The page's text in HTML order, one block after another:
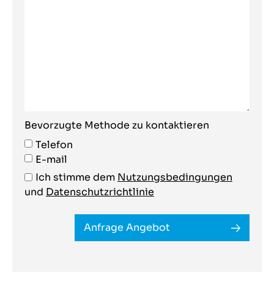
Bevorzugte Methode zu kontaktieren
Telefon
E-mail
Ich stimme dem Nutzungsbedingungen
und Datenschutzrichtlinie
Anfrage Angebot